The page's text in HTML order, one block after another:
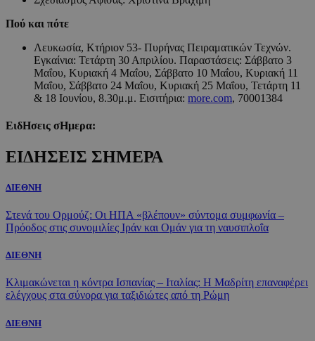
Πού και πότε
Λευκωσία, Κτήριον 53- Πυρήνας Πειραματικών Τεχνών.
Εγκαίνια: Τετάρτη 30 Απριλίου. Παραστάσεις: Σάββατο 3
Μαΐου, Κυριακή 4 Μαΐου, Σάββατο 10 Μαΐου, Κυριακή 11
Μαΐου, Σάββατο 24 Μαΐου, Κυριακή 25 Μαΐου, Τετάρτη 11
& 18 Ιουνίου, 8.30μ.μ. Εισιτήρια: more.com, 70001384
ΕιδΗσεις σΗμερα:
ΕΙΔΗΣΕΙΣ ΣΗΜΕΡΑ
ΔΙΕΘΝΗ
Στενά του Ορμούζ: Οι ΗΠΑ «βλέπουν» σύντομα συμφωνία –
Πρόοδος στις συνομιλίες Ιράν και Ομάν για τη ναυσιπλοΐα
ΔΙΕΘΝΗ
Κλιμακώνεται η κόντρα Ισπανίας – Ιταλίας: Η Μαδρίτη επαναφέρει
ελέγχους στα σύνορα για ταξιδιώτες από τη Ρώμη
ΔΙΕΘΝΗ